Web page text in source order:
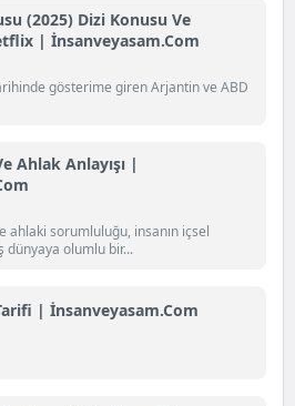
(2025) Dizi Konusu Ve
| İnsanveyasam.com
gösterime giren Arjantin ve ABD
Ahlak Anlayışı |
ahlaki sorumluluğu, insanın içsel
dünyaya olumlu bir...
| İnsanveyasam.com